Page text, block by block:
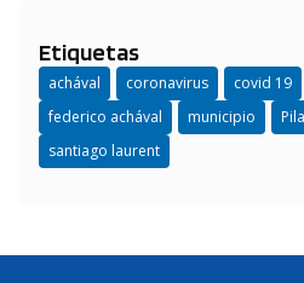
Etiquetas
achával coronavirus covid 19
federico achával
municipio
santiago laurent